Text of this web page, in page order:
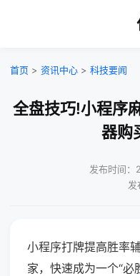
首页 > 资讯中心 > 科技要闻
全盘技巧!小程序
器购
发布时间
发
小程序打牌提高胜率
家，快速成为一个“必